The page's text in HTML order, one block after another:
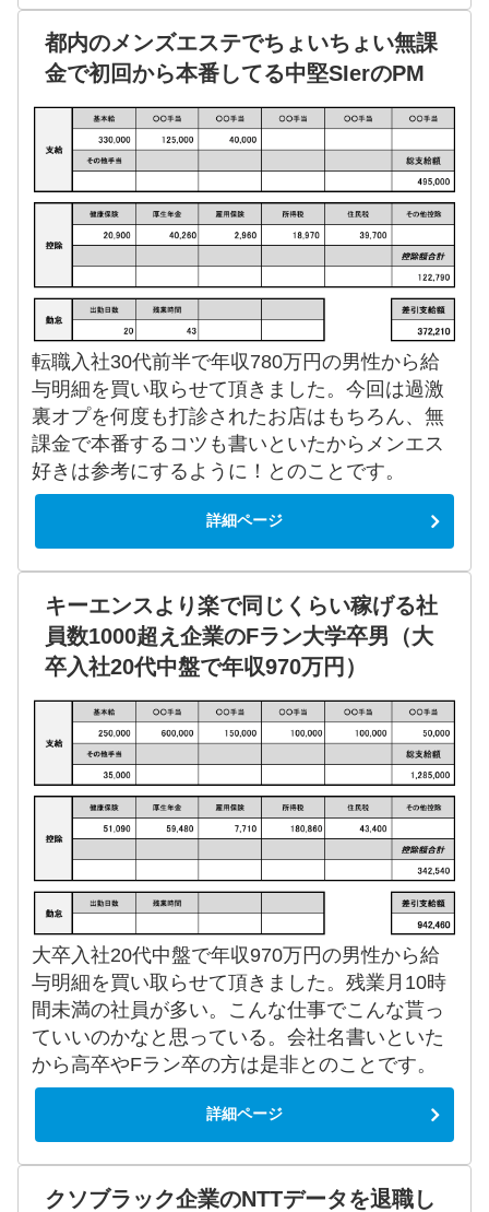
都内のメンズエステでちょいちょい無課
金で初回から本番してる中堅SIerのPM
転職入社30代前半で年収780万円の男性から給
与明細を買い取らせて頂きました。今回は過激
裏オプを何度も打診されたお店はもちろん、無
課金で本番するコツも書いといたからメンエス
好きは参考にするように！とのことです。
詳細ページ
キーエンスより楽で同じくらい稼げる社
員数1000超え企業のFラン大学卒男（大
卒入社20代中盤で年収970万円）
大卒入社20代中盤で年収970万円の男性から給
与明細を買い取らせて頂きました。残業月10時
間未満の社員が多い。こんな仕事でこんな貰っ
ていいのかなと思っている。会社名書いといた
から高卒やFラン卒の方は是非とのことです。
詳細ページ
クソブラック企業のNTTデータを退職し